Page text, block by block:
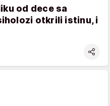
od dece sa
otkrili istinu, i